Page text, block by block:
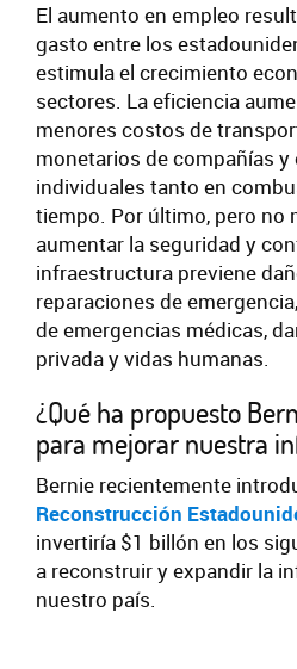
El aumento en empleo
gasto entre los
estimula el crecimiento
sectores. La eficiencia
menores costos de
monetarios de compañías y
individuales tanto en
tiempo. Por último, pero no
aumentar la seguridad y
infraestructura previene
reparaciones de
de emergencias médicas,
privada y vidas humanas.
¿Qué ha propuesto
para mejorar nuestra
Bernie recientemente
Reconstrucción
invertiría $1 billón en los
a reconstruir y expandir la
nuestro país.